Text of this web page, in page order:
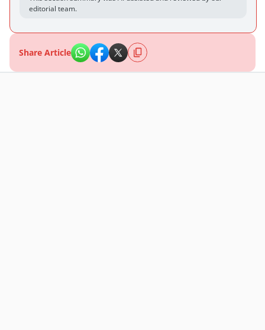
editorial team.
Share Article